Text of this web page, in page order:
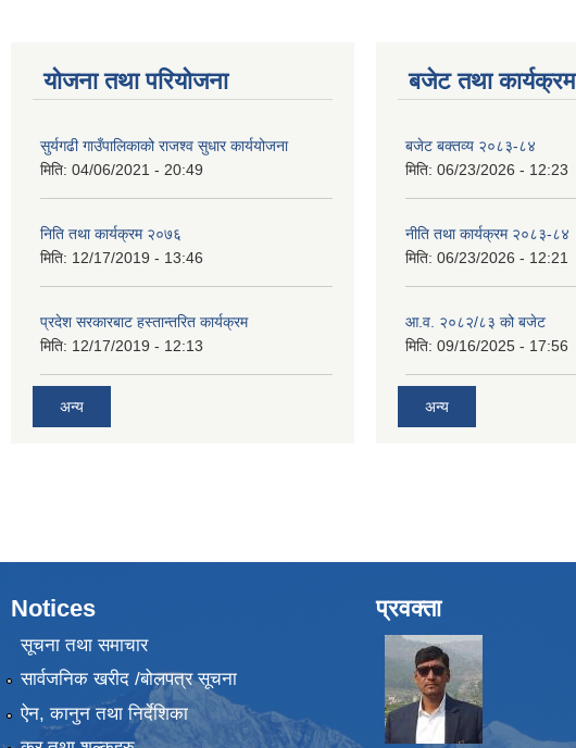
योजना तथा परियोजना
सुर्यगढी गाउँपालिकाको राजश्व सुधार कार्ययोजना
मिति: 04/06/2021 - 20:49
निति तथा कार्यक्रम २०७६
मिति: 12/17/2019 - 13:46
प्रदेश सरकारबाट हस्तान्तरित कार्यक्रम
मिति: 12/17/2019 - 12:13
अन्य
बजेट तथा कार्यक्रम
बजेट बक्तव्य २०८३-८४
मिति: 06/23/2026 - 12:23
नीति तथा कार्यक्रम २०८३-८४
मिति: 06/23/2026 - 12:21
आ.व. २०८२/८३ को बजेट
मिति: 09/16/2025 - 17:56
अन्य
Notices
सूचना तथा समाचार
सार्वजनिक खरीद /बोलपत्र सूचना
ऐन, कानुन तथा निर्देशिका
प्रवक्ता